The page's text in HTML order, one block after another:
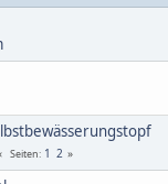
Seiten 1 2